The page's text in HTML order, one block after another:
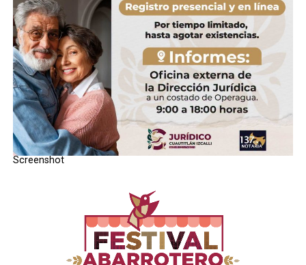
DistribuÃ­a marihuana en Ejidal San Isidro en Izcalli
Screenshot